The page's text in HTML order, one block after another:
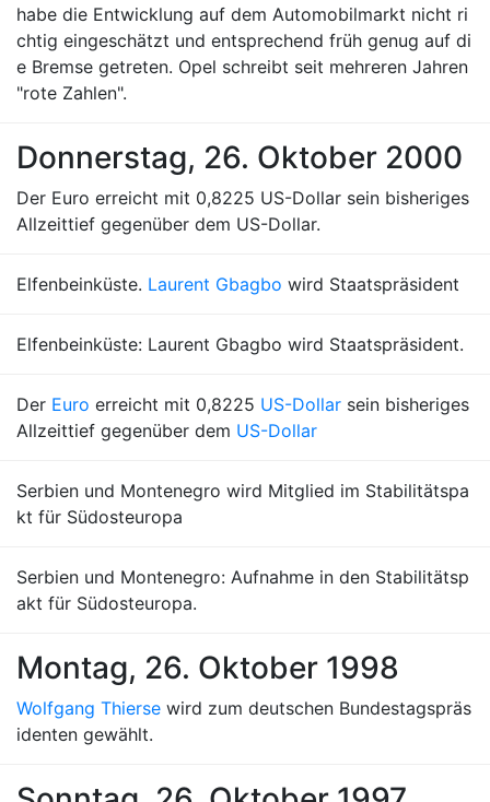
habe die Entwicklung auf dem Automobilmarkt nicht ri
chtig eingeschätzt und entsprechend früh genug auf di
e Bremse getreten. Opel schreibt seit mehreren Jahren
"rote Zahlen".
Donnerstag, 26. Oktober 2000
Der Euro erreicht mit 0,8225 US-Dollar sein bisheriges
Allzeittief gegenüber dem US-Dollar.
Elfenbeinküste. Laurent Gbagbo wird Staatspräsident
Elfenbeinküste: Laurent Gbagbo wird Staatspräsident.
Der Euro erreicht mit 0,8225 US-Dollar sein bisheriges
Allzeittief gegenüber dem US-Dollar
Serbien und Montenegro wird Mitglied im Stabilitätspa
kt für Südosteuropa
Serbien und Montenegro: Aufnahme in den Stabilitätsp
akt für Südosteuropa.
Montag, 26. Oktober 1998
Wolfgang Thierse wird zum deutschen Bundestagspräs
identen gewählt.